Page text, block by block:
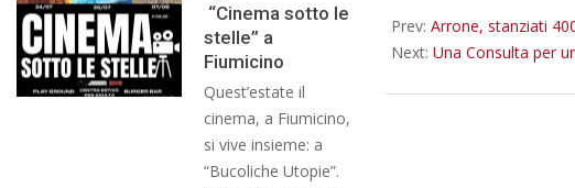
Prev: Arrone, stanziati
Next: Una Consulta per
“Cinema sotto le
stelle” a
Fiumicino
Quest’estate il
cinema, a Fiumicino,
si vive insieme: a
“Bucoliche Utopie”.